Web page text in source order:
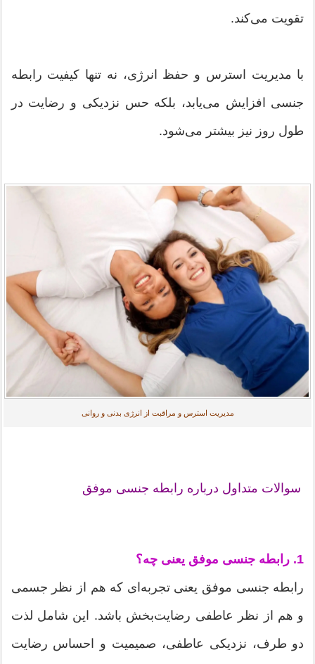
تقویت می‌کند.
با مدیریت استرس و حفظ انرژی، نه تنها کیفیت رابطه
جنسی افزایش می‌یابد، بلکه حس نزدیکی و رضایت در
طول روز نیز بیشتر می‌شود.
مدیریت استرس و مراقبت از انرژی بدنی و روانی
سوالات متداول درباره رابطه جنسی موفق
1. رابطه جنسی موفق یعنی چه؟
رابطه جنسی موفق یعنی تجربه‌ای که هم از نظر جسمی
و هم از نظر عاطفی رضایت‌بخش باشد. این شامل لذت
دو طرف، نزدیکی عاطفی، صمیمیت و احساس رضایت